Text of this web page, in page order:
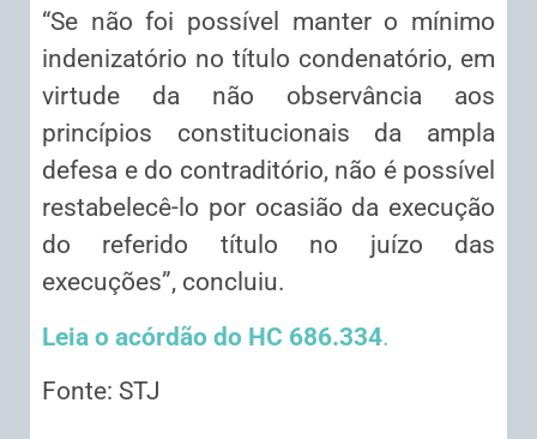
“Se não foi possível manter o mínimo
indenizatório no título condenatório, em
virtude da não observância aos
princípios constitucionais da ampla
defesa e do contraditório, não é possível
restabelecê-lo por ocasião da execução
do referido título no juízo das
execuções”, concluiu.
Leia o acórdão do HC 686.334.
Fonte: STJ